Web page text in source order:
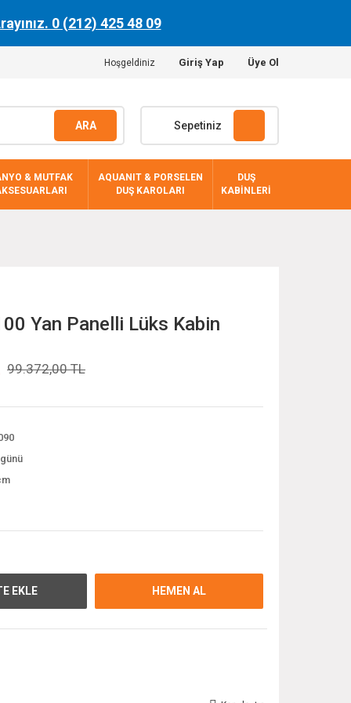
0 (212) 425 48 09
Hoşgeldiniz Giriş Yap Üye Ol
ARA Sepetiniz
& MUTFAK
AQUANIT & PORSELEN
DUŞ KAROLARI
DUŞ
KABİNLERİ
Yan Panelli Lüks Kabin
99.372,00 TL
EKLE HEMEN AL